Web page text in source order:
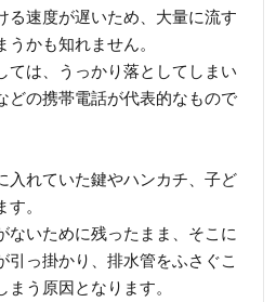
る速度が遅いため、大量に流す
かも知れません。
ては、うっかり落としてしまい
どの携帯電話が代表的なもので
入れていた鍵やハンカチ、子ど
。
ないために残ったまま、そこに
引っ掛かり、排水管をふさぐこ
う原因となります。